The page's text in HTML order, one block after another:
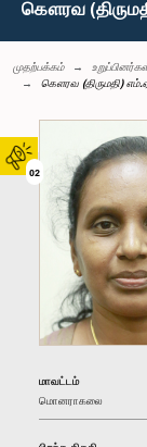
02
கௌரவ
முதற்பக்கம்
கௌரவ (திருமதி)
மாவட்டம்
மொனராகலை